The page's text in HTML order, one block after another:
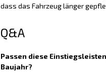
dass das Fahrzeug länger
Q&A
Passen diese
Baujahr?